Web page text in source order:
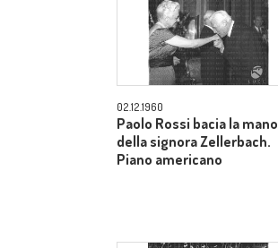
02.12.1960
Paolo Rossi bacia la mano
della signora Zellerbach.
Piano americano